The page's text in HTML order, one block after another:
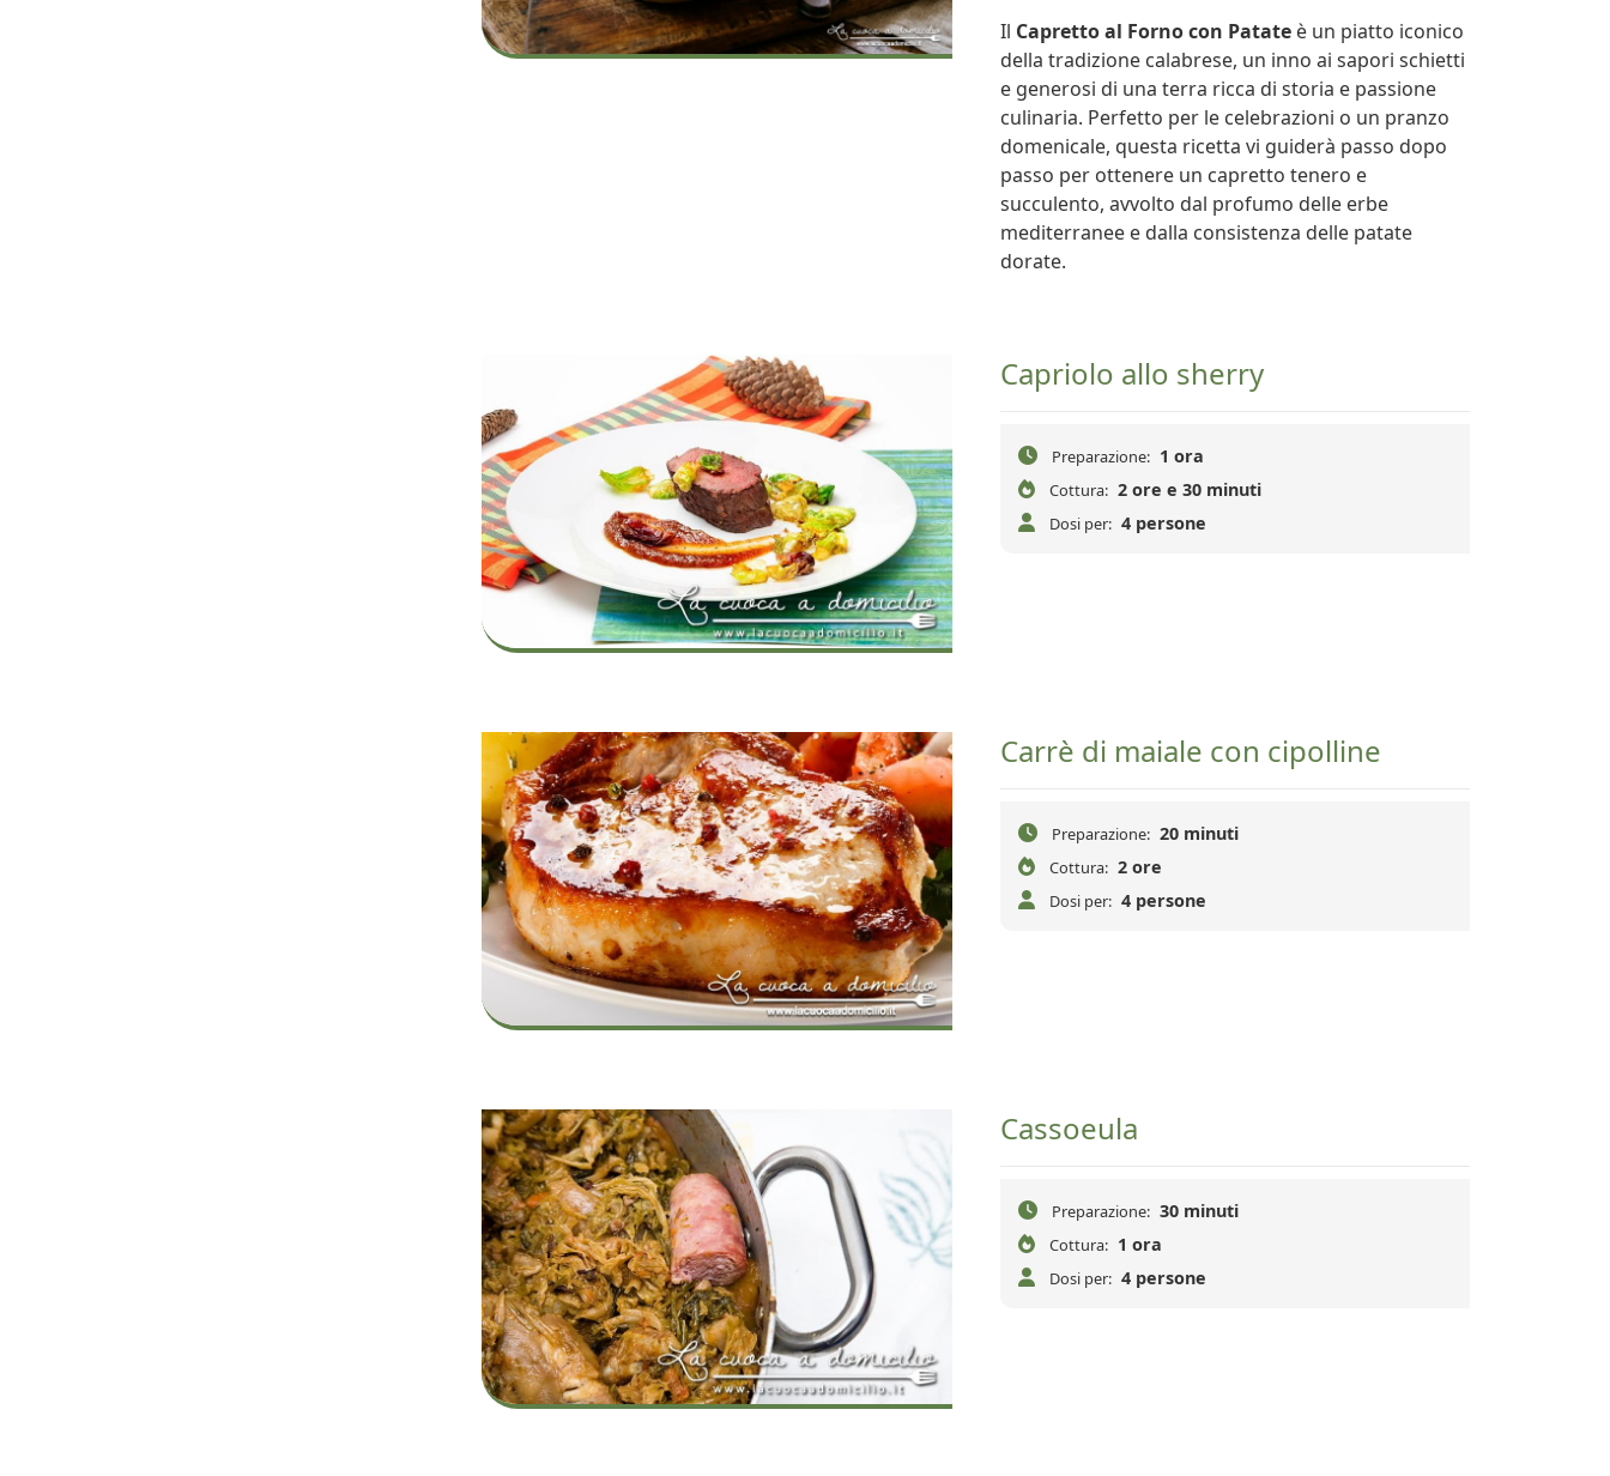
Il Capretto al Forno con Patateè un piatto iconico
della tradizione calabrese, un inno ai sapori schietti
e generosi di una terra ricca di storia e passione
culinaria. Perfetto per le celebrazioni o un pranzo
domenicale, questa ricetta vi guiderà passo dopo
passo per ottenere un capretto tenero e
succulento, avvolto dal profumo delle erbe
mediterranee e dalla consistenza delle patate
dorate.
Capriolo allo sherry
Preparazione: 1 ora
Cottura: 2 ore e 30 minuti
Dosi per: 4 persone
Carrè di maiale con cipolline
Preparazione: 20 minuti
Cottura: 2 ore
Dosi per: 4 persone
Cassoeula
Preparazione: 30 minuti
Cottura: 1 ora
Dosi per: 4 persone